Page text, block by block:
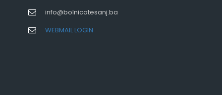
info@bolnicatesanj.ba
WEBMAIL LOGIN